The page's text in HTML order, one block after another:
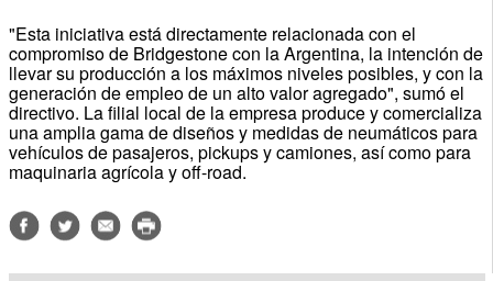
"Esta iniciativa está directamente relacionada con el
compromiso de Bridgestone con la Argentina, la intención de
llevar su producción a los máximos niveles posibles, y con la
generación de empleo de un alto valor agregado", sumó el
directivo. La filial local de la empresa produce y comercializa
una amplia gama de diseños y medidas de neumáticos para
vehículos de pasajeros, pickups y camiones, así como para
maquinaria agrícola y off-road.